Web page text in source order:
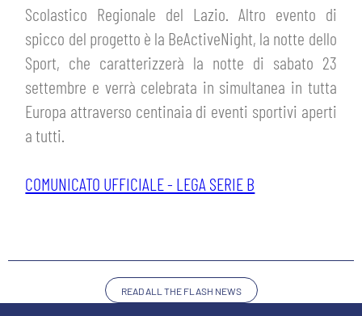
Scolastico Regionale del Lazio. Altro evento di
spicco del progetto è la BeActiveNight, la notte dello
Sport, che caratterizzerà la notte di sabato 23
settembre e verrà celebrata in simultanea in tutta
Europa attraverso centinaia di eventi sportivi aperti
a tutti.
COMUNICATO UFFICIALE - LEGA SERIE B
READ ALL THE FLASH NEWS